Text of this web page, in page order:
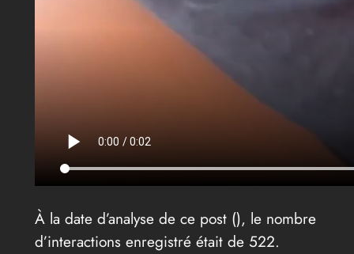
À la date d’analyse de ce post (), le nombre
d’interactions enregistré était de 522.